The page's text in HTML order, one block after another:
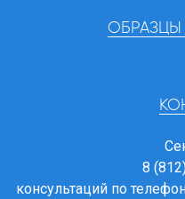
8
консультаций по